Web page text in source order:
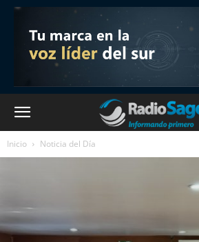
Inicio Noticia del Día